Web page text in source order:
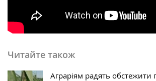
Читайте також
Аграріям радять обстежити